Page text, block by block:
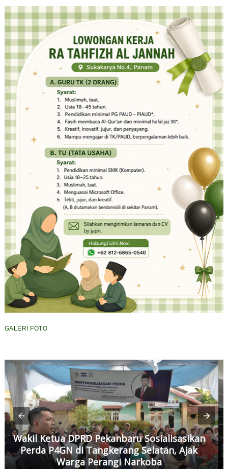
GALERI FOTO
Wakil Ketua DPRD Pekanbaru Sosialisasikan
Perda P4GN di Tangkerang Selatan, Ajak
Warga Perangi Narkoba